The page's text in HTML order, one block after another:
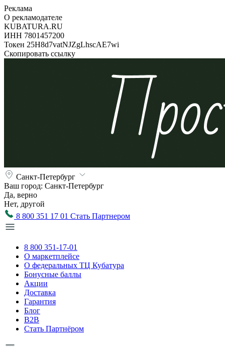
Реклама
О рекламодателе
KUBATURA.RU
ИНН 7801457200
Токен 25H8d7vatNJZgLhscAE7wi
Скопировать ссылку
Санкт-Петербург
Ваш город: Санкт-Петербург
Да, верно
Нет, другой
8 800 351 17 01 Стать Партнером
8 800 351-17-01
О маркетплейсе
О федеральных ТЦ Кубатура
Бонусные баллы
Акции
Доставка
Гарантия
Блог
B2B
Стать Партнёром